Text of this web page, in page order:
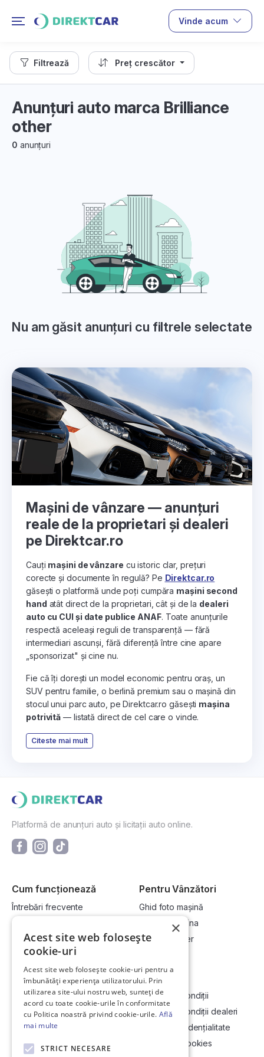
Vinde acum
Filtrează Preț crescător
Anunțuri auto marca Brilliance
other
0 anunțuri
Nu am găsit anunțuri cu filtrele selectate
Mașini de vânzare — anunțuri
reale de la proprietari și dealeri
pe Direktcar.ro
Cauți mașini de vânzare cu istoric clar, prețuri
corecte și documente în regulă? Pe Direktcar.ro
găsești o platformă unde poți cumpăra mașini second
hand atât direct de la proprietari, cât și de la dealeri
auto cu CUI și date publice ANAF. Toate anunțurile
respectă aceleași reguli de transparență — fără
intermediari ascunși, fără diferență între cine apare
„sponsorizat" și cine nu.
Fie că îți dorești un model economic pentru oraș, un
SUV pentru familie, o berlină premium sau o mașină din
stocul unui parc auto, pe Direktcar.ro găsești mașina
potrivită — listată direct de cel care o vinde.
Citeste mai mult
Platformă de anunțuri auto și licitații auto online.
Cum funcționează
Întrebări frecvente
Cum vând la licitație?
Pentru Vânzători
Ghid foto mașină
Vinde-ți mașina
Devino dealer
Link-uri utile
Informații utile vizionare
Contact
Soluționarea Online a litigiilor
ANCP
Compania
Termeni și condiții
Termeni și condiții dealeri
Politică confidențialitate
Politica de cookies
×
Acest site web folosește
cookie-uri
Acest site web folosește cookie-uri pentru a
îmbunătăți experiența utilizatorului. Prin
utilizarea site-ului nostru web, sunteți de
acord cu toate cookie-urile în conformitate
cu Politica noastră privind cookie-urile. Află
mai multe
STRICT NECESARE